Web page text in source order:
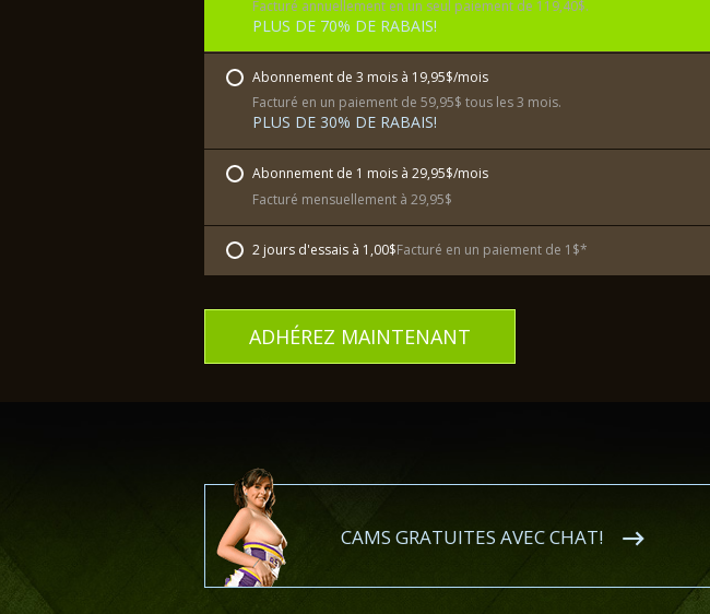
Facturé annuellement en un seul paiement de 119,40$.
PLUS DE 70% DE RABAIS!
Abonnement de 3 mois à 19,95$/mois
Facturé en un paiement de 59,95$ tous les 3 mois.
PLUS DE 30% DE RABAIS!
Abonnement de 1 mois à 29,95$/mois
Facturé mensuellement à 29,95$
2 jours d'essais à 1,00$Facturé en un paiement de 1$*
ADHÉREZ MAINTENANT
CAMS GRATUITES AVEC CHAT!